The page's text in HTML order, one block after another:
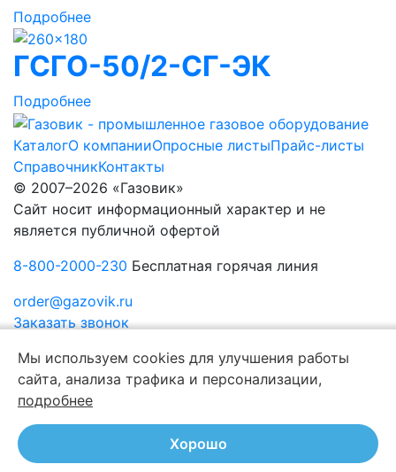
Подробнее
ГСГО-50/2-СГ-ЭК
Подробнее
КаталогО компанииОпросные листыПрайс-листы
СправочникКонтакты
© 2007–2026 «Газовик»
Сайт носит информационный характер и не
является публичной офертой
8-800-2000-230 Бесплатная горячая линия
order@gazovik.ru
Заказать звонок
Мы используем cookies для улучшения работы
сайта, анализа трафика и персонализации,
подробнее
Хорошо